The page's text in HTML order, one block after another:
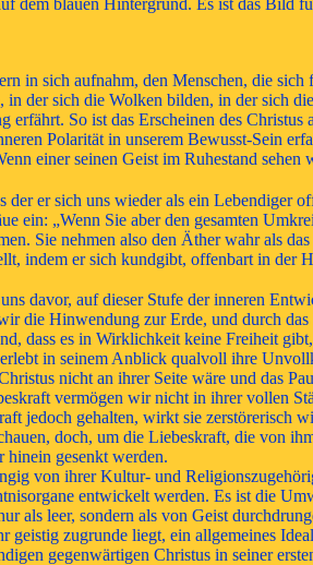
blauen Hintergrund. Es ist das Bild
in sich aufnahm, den Menschen, die
der sich die Wolken bilden, in der sich
So ist das Erscheinen des
Polarität in unserem Bewusst-Sein
einer seinen Geist im Ruhestand
er sich uns wieder als ein Lebendiger
„Wenn Sie aber den gesamten
Sie nehmen also den Äther wahr als
indem er sich kundgibt, offenbart in der
davor, auf dieser Stufe der inneren
die Hinwendung zur Erde, und durch
dass es in Wirklichkeit keine Freiheit
in seinem Anblick qualvoll ihre
nicht an ihrer Seite wäre und das
vermögen wir nicht in ihrer vollen
jedoch gehalten, wirkt sie zerstörerisch
doch, um die Liebeskraft, die von
hinein gesenkt werden.
von ihrer Kultur- und
entwickelt werden. Es ist die
als leer, sondern als von Geist
zugrunde liegt, ein allgemeines
gegenwärtigen Christus in seiner